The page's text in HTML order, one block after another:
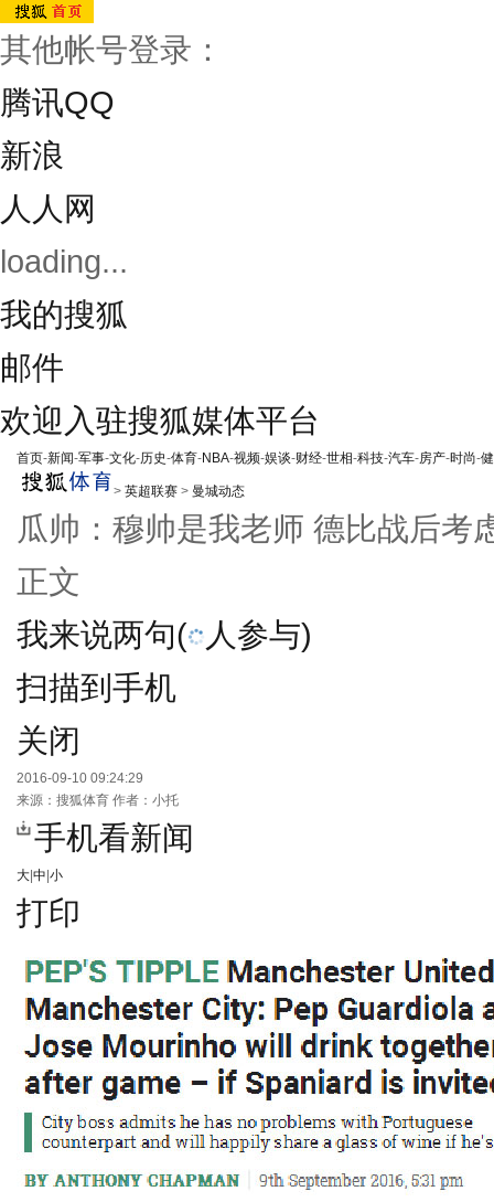
其他帐号登录：
腾讯QQ
新浪
人人网
loading...
我的搜狐
邮件
欢迎入驻搜狐媒体平台
首页-新闻-军事-文化-历史-体育-NBA-视频-娱谈-财经-世相-科技-汽车-房产-时尚-
> 英超联赛 > 曼城动态
瓜帅：穆帅是我老师 德比战后考
正文
我来说两句(
人参与)
扫描到手机
关闭
2016-09-10 09:24:29
来源： 搜狐体育 作者：小托
手机看新闻
大 中 小
打印